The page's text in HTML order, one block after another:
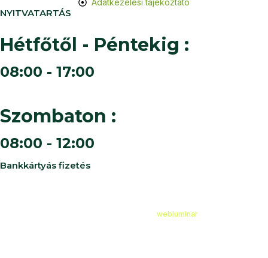
Adatkezelési tájékoztató
NYITVATARTÁS
Hétfőtől - Péntekig :
08:00 - 17:00
Szombaton :
08:00 - 12:00
Bankkártyás fizetés
webluminar